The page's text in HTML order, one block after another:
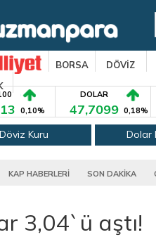
BORSA DÖVİZ
0,10%
DOLAR
47,7099 0,18%
Döviz Kuru Dolar
KAP HABERLERİ SON DAKİKA
3,04`ü aştı!